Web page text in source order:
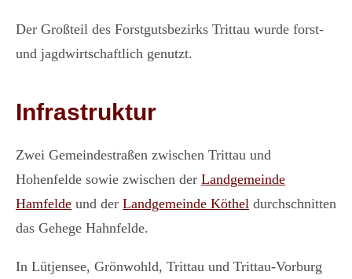
Der Großteil des Forstgutsbezirks Trittau wurde forst-
und jagdwirtschaftlich genutzt.
Infrastruktur
Zwei Gemeindestraßen zwischen Trittau und
Hohenfelde sowie zwischen der Landgemeinde
Hamfelde und der Landgemeinde Köthel durchschnitten
das Gehege Hahnfelde.
In Lütjensee, Grönwohld, Trittau und Trittau-Vorburg